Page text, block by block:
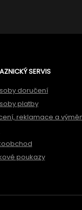
SERVIS
doručení
platby
reklamace a
poukazy